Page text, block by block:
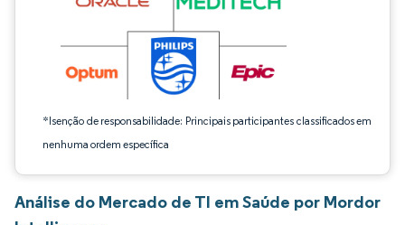
*Isenção de responsabilidade: Principais participantes classificados em
nenhuma ordem específica
Análise do Mercado de TI em Saúde por Mordor